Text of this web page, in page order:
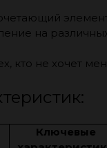
на
кто не хочет
Ключевые